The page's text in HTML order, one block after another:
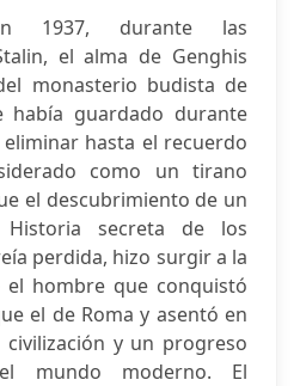
1937, durante las
el alma de Genghis
monasterio budista de
había guardado durante
hasta el recuerdo
como un tirano
el descubrimiento de un
secreta de los
perdida, hizo surgir a la
hombre que conquistó
el de Roma y asentó en
y un progreso
mundo moderno. El